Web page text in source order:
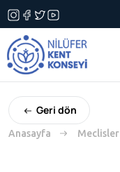
Geri dön
Anasayfa Meclisler